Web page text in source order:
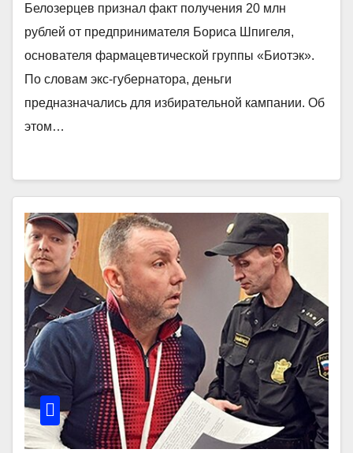
Белозерцев признал факт получения 20 млн
рублей от предпринимателя Бориса Шпигеля,
основателя фармацевтической группы «Биотэк».
По словам экс-губернатора, деньги
предназначались для избирательной кампании. Об
этом…